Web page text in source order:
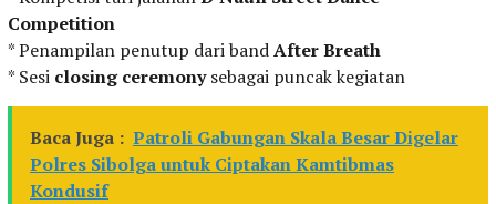
Competition
* Penampilan penutup dari bandAfter Breath
* Sesi closing ceremonysebagai puncak kegiatan
Baca Juga : Patroli Gabungan Skala Besar Digelar
Polres Sibolga untuk Ciptakan Kamtibmas
Kondusif